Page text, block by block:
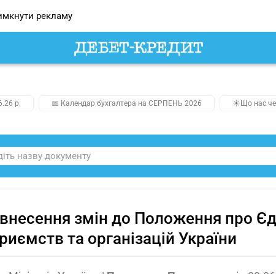
рекламу
р. 📅 Календар бухгалтера на СЕРПЕНЬ 2026 ☀️Що нас
змін до Положення про
та організацій України